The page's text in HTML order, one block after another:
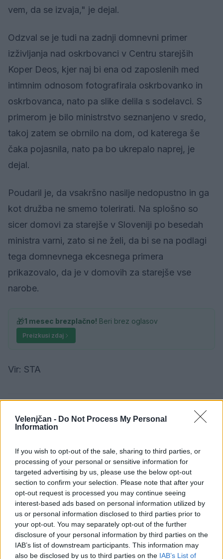
Velenjčan - Do Not Process My Personal
Information
If you wish to opt-out of the sale, sharing to third parties, or
processing of your personal or sensitive information for
targeted advertising by us, please use the below opt-out
section to confirm your selection. Please note that after your
opt-out request is processed you may continue seeing
interest-based ads based on personal information utilized by
us or personal information disclosed to third parties prior to
your opt-out. You may separately opt-out of the further
disclosure of your personal information by third parties on the
IAB’s list of downstream participants. This information may
also be disclosed by us to third parties on the IAB’s List of
vem, da se izvaja," je dejal.
Odzval se je tudi na zadnji domnevni primer
izživljanja nad oskrbovanci v Centru starejših
Koper Deos, kjer naj bi ena od zaposlenih med
intimnim odnosom fotografirala oskrbovanko in
oskrbovanca, nato pa slike delila s sodelavci. S
primerom je bilo ministrstvo seznanjeno v sredo,
takoj zatem se obrnilo na dom, od katerega še
čaka pojasnila, nato pa bo ukrepalo naprej, je
dejal.
Poudaril je, da vsakršno nasilje nedopustno in ga
kot družba ne smemo tolerirati. Na splošno so
sicer domovi za starejše v Sloveniji po besedah
ministra varni, zato si ne želi, da bi se na podlagi
tega domnevnega ekcesnega primera
prikazovalo, da je v domovih za starejše vse
narobe.
🎁1 mesec brezplačno! Beri brez oglasov
Preizkusi zdaj
Vir: STA
KATEGORIJE Družba
Sorodno
Več iz kategorije Družba
Vročina lahko vpliva tudi na delovanje
6. avgust 2026